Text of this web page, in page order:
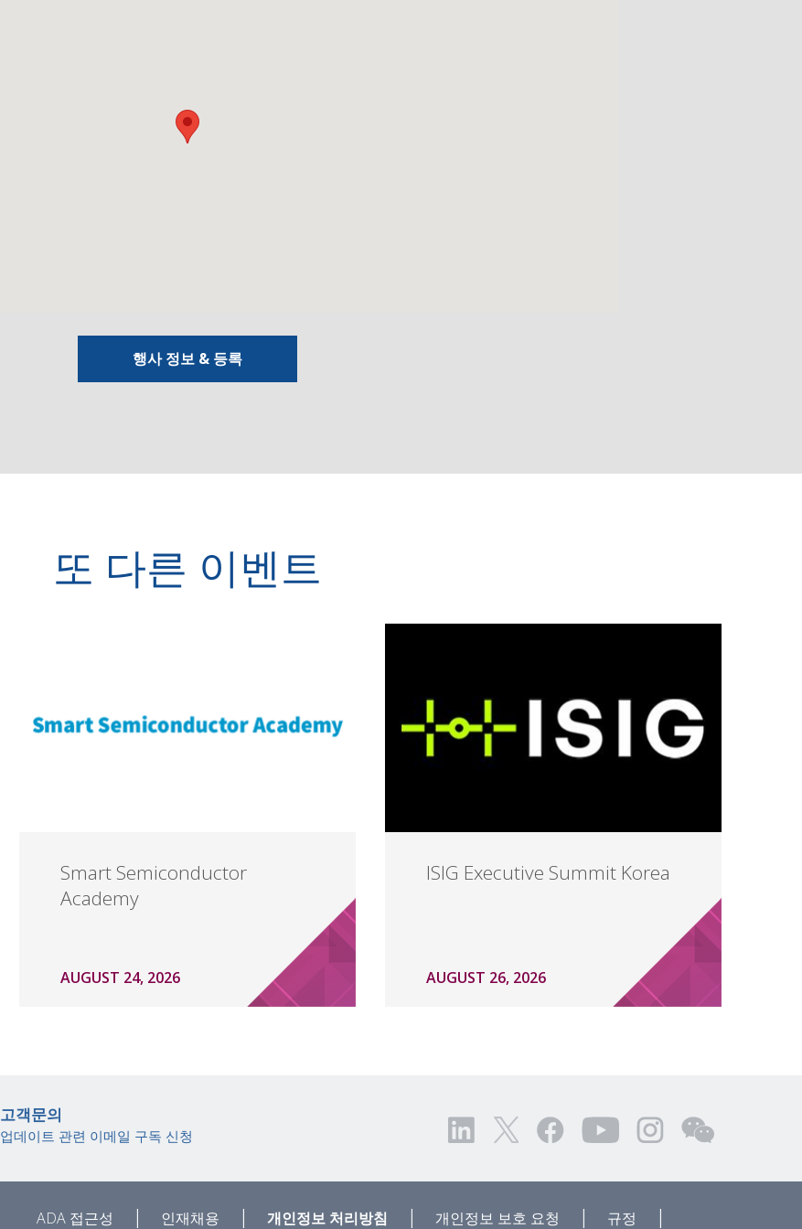
행사 정보 & 등록
또 다른 이벤트
Smart Semiconductor
Academy
AUGUST 24, 2026
ISIG Executive Summit Korea
AUGUST 26, 2026
고객문의
업데이트 관련 이메일 구독 신청
ADA 접근성 | 인재채용 | 개인정보 처리방침 | 개인정보 보호 요청 | 규정 |